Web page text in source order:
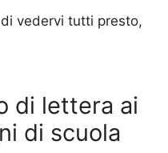
vedervi tutti presto,
di lettera ai
di scuola